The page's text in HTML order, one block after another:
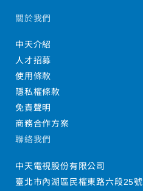
關於我們
中天介紹
人才招募
使用條款
隱私權條款
免責聲明
商務合作方案
聯絡我們
中天電視股份有限公司
臺北市內湖區民權東路六段25號